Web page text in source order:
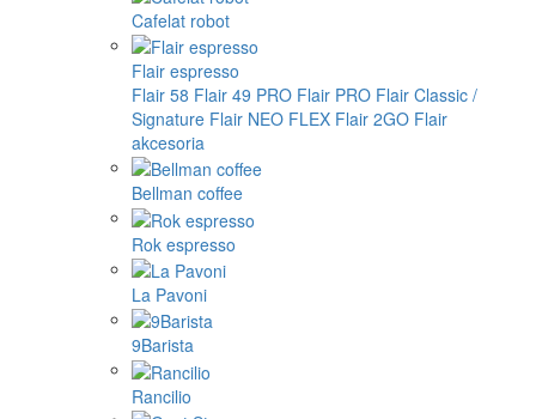
Cafelat robot
Flair espresso
Flair 58 Flair 49 PRO Flair PRO Flair Classic /
Signature Flair NEO FLEX Flair 2GO Flair
akcesoria
Bellman coffee
Rok espresso
La Pavoni
9Barista
Rancilio